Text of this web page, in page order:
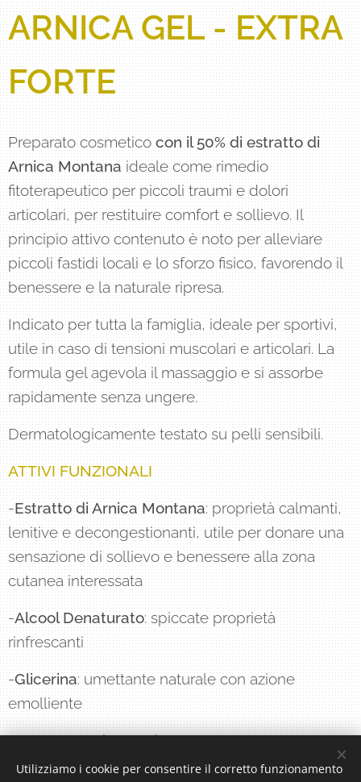
ARNICA GEL - EXTRA
FORTE
Preparato cosmeticocon il 50% di estratto di
Arnica Montanaideale come rimedio
fitoterapeutico per piccoli traumi e dolori
articolari, per restituire comfort e sollievo. Il
principio attivo contenuto è noto per alleviare
piccoli fastidi locali e lo sforzo fisico, favorendo il
benessere e la naturale ripresa.
Indicato per tutta la famiglia, ideale per sportivi,
utile in caso di tensioni muscolari e articolari. La
formula gel agevola il massaggio e si assorbe
rapidamente senza ungere.
Dermatologicamente testato su pelli sensibili.
ATTIVI FUNZIONALI
-Estratto di Arnica Montana: proprietà calmanti,
lenitive e decongestionanti, utile per donare una
sensazione di sollievo e benessere alla zona
cutanea interessata
-Alcool Denaturato: spiccate proprietà
rinfrescanti
-Glicerina: umettante naturale con azione
emolliente
FORMATO: tubo 75ml
Utilizziamo i cookie per consentire il corretto funzionamento